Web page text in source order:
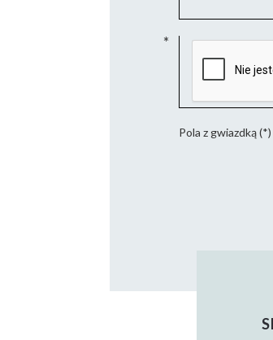
Pola z gwiazdką